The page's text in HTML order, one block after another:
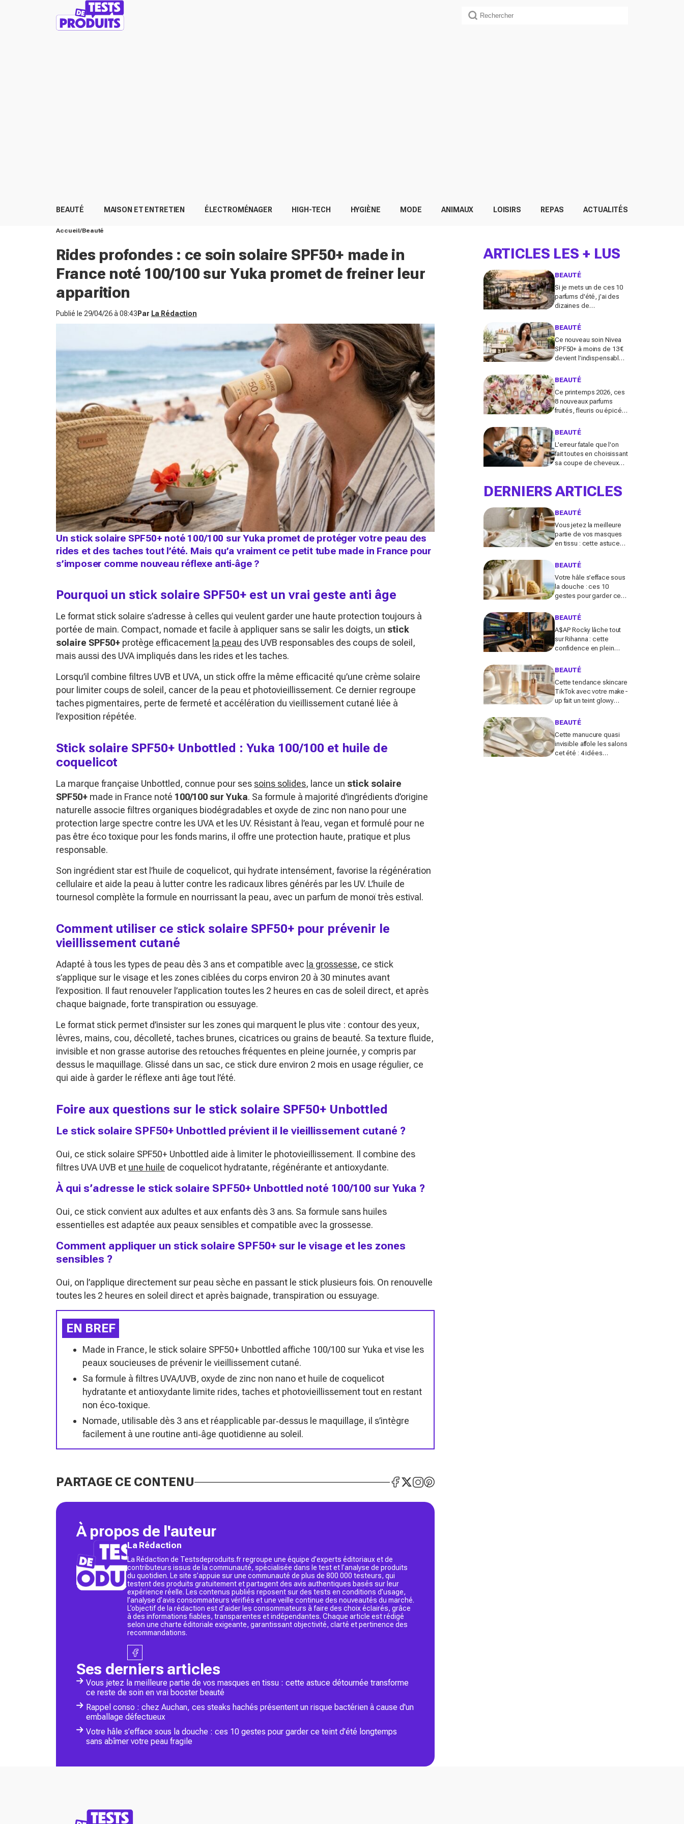
BEAUTÉ MAISON ET ENTRETIEN ÉLECTROMÉNAGER HIGH-TECH HYGIÈNE MODE ANIMAUX LOISIRS REPAS ACTUALITÉS
Accueil Beauté
Rides profondes : ce soin solaire SPF50+ made in
France noté 100/100 sur Yuka promet de freiner leur
apparition
Publié le 29/04/26 à 08:43 Par La Rédaction
Un stick solaire SPF50+ noté 100/100 sur Yuka promet de protéger votre peau des
rides et des taches tout l’été. Mais qu’a vraiment ce petit tube made in France pour
s’imposer comme nouveau réflexe anti‑âge ?
Pourquoi un stick solaire SPF50+ est un vrai geste anti âge
Le format stick solaire s’adresse à celles qui veulent garder une haute protection toujours à
portée de main. Compact, nomade et facile à appliquer sans se salir les doigts, un stick
solaire SPF50+ protège efficacement la peau des UVB responsables des coups de soleil,
mais aussi des UVA impliqués dans les rides et les taches.
Lorsqu’il combine filtres UVB et UVA, un stick offre la même efficacité qu’une crème solaire
pour limiter coups de soleil, cancer de la peau et photovieillissement. Ce dernier regroupe
taches pigmentaires, perte de fermeté et accélération du vieillissement cutané liée à
l’exposition répétée.
Stick solaire SPF50+ Unbottled : Yuka 100/100 et huile de
coquelicot
La marque française Unbottled, connue pour ses soins solides, lance un stick solaire
SPF50+ made in France noté 100/100 sur Yuka. Sa formule à majorité d’ingrédients d’origine
naturelle associe filtres organiques biodégradables et oxyde de zinc non nano pour une
protection large spectre contre les UVA et les UV. Résistant à l’eau, vegan et formulé pour ne
pas être éco toxique pour les fonds marins, il offre une protection haute, pratique et plus
responsable.
Son ingrédient star est l’huile de coquelicot, qui hydrate intensément, favorise la régénération
cellulaire et aide la peau à lutter contre les radicaux libres générés par les UV. L’huile de
tournesol complète la formule en nourrissant la peau, avec un parfum de monoï très estival.
Comment utiliser ce stick solaire SPF50+ pour prévenir le
vieillissement cutané
Adapté à tous les types de peau dès 3 ans et compatible avec la grossesse, ce stick
s’applique sur le visage et les zones ciblées du corps environ 20 à 30 minutes avant
l’exposition. Il faut renouveler l’application toutes les 2 heures en cas de soleil direct, et après
chaque baignade, forte transpiration ou essuyage.
Le format stick permet d’insister sur les zones qui marquent le plus vite : contour des yeux,
lèvres, mains, cou, décolleté, taches brunes, cicatrices ou grains de beauté. Sa texture fluide,
invisible et non grasse autorise des retouches fréquentes en pleine journée, y compris par
dessus le maquillage. Glissé dans un sac, ce stick dure environ 2 mois en usage régulier, ce
qui aide à garder le réflexe anti âge tout l’été.
Foire aux questions sur le stick solaire SPF50+ Unbottled
Le stick solaire SPF50+ Unbottled prévient il le vieillissement cutané ?
Oui, ce stick solaire SPF50+ Unbottled aide à limiter le photovieillissement. Il combine des
filtres UVA UVB et une huile de coquelicot hydratante, régénérante et antioxydante.
À qui s’adresse le stick solaire SPF50+ Unbottled noté 100/100 sur Yuka ?
Oui, ce stick convient aux adultes et aux enfants dès 3 ans. Sa formule sans huiles
essentielles est adaptée aux peaux sensibles et compatible avec la grossesse.
Comment appliquer un stick solaire SPF50+ sur le visage et les zones
sensibles ?
Oui, on l’applique directement sur peau sèche en passant le stick plusieurs fois. On renouvelle
toutes les 2 heures en soleil direct et après baignade, transpiration ou essuyage.
EN BREF
Made in France, le stick solaire SPF50+ Unbottled affiche 100/100 sur Yuka et vise les
peaux soucieuses de prévenir le vieillissement cutané.
Sa formule à filtres UVA/UVB, oxyde de zinc non nano et huile de coquelicot
hydratante et antioxydante limite rides, taches et photovieillissement tout en restant
non éco‑toxique.
Nomade, utilisable dès 3 ans et réapplicable par‑dessus le maquillage, il s’intègre
facilement à une routine anti‑âge quotidienne au soleil.
PARTAGE CE CONTENU
À propos de l'auteur
La Rédaction
La Rédaction de Testsdeproduits.fr regroupe une équipe d’experts éditoriaux et de
contributeurs issus de la communauté, spécialisée dans le test et l’analyse de produits
du quotidien. Le site s’appuie sur une communauté de plus de 800 000 testeurs, qui
testent des produits gratuitement et partagent des avis authentiques basés sur leur
expérience réelle. Les contenus publiés reposent sur des tests en conditions d’usage,
l’analyse d’avis consommateurs vérifiés et une veille continue des nouveautés du marché.
L’objectif de la rédaction est d’aider les consommateurs à faire des choix éclairés, grâce
à des informations fiables, transparentes et indépendantes. Chaque article est rédigé
selon une charte éditoriale exigeante, garantissant objectivité, clarté et pertinence des
recommandations.
Ses derniers articles
Vous jetez la meilleure partie de vos masques en tissu : cette astuce détournée transforme
ce reste de soin en vrai booster beauté
Rappel conso : chez Auchan, ces steaks hachés présentent un risque bactérien à cause d'un
emballage défectueux
Votre hâle s’efface sous la douche : ces 10 gestes pour garder ce teint d’été longtemps
sans abîmer votre peau fragile
ARTICLES LES + LUS
BEAUTÉ
Si je mets un de ces 10
parfums d'été, j'ai des
dizaines de
journée
BEAUTÉ
Ce nouveau soin Nivea
SPF50+ à moins de 13 €
devient l’indispensable
pour éviter les dégâts du
BEAUTÉ
Ce printemps 2026, ces
8 nouveaux parfums
fruités, fleuris ou épicés
Guerlain vont booster
BEAUTÉ
L'erreur fatale que l'on
fait toutes en choisissant
sa coupe de cheveux
DERNIERS ARTICLES
BEAUTÉ
Vous jetez la meilleure
partie de vos masques
en tissu : cette astuce
reste de soin en vrai
BEAUTÉ
Votre hâle s’efface sous
la douche : ces 10
gestes pour garder ce
sans abîmer votre peau
BEAUTÉ
A$AP Rocky lâche tout
sur Rihanna : cette
confidence en plein
ce projet attendu par la
BEAUTÉ
Cette tendance skincare
TikTok avec votre make-
up fait un teint glowy
cette erreur avec votre
BEAUTÉ
Cette manucure quasi
invisible affole les salons
cet été : 4 idées